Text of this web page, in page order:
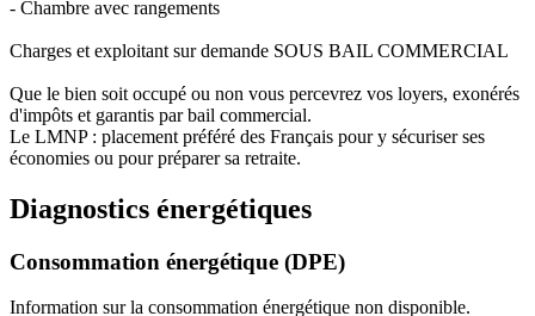
- Chambre avec rangements
Charges et exploitant sur demande SOUS BAIL COMMERCIAL
Que le bien soit occupé ou non vous percevrez vos loyers, exonérés
d'impôts et garantis par bail commercial.
Le LMNP : placement préféré des Français pour y sécuriser ses
économies ou pour préparer sa retraite.
Diagnostics énergétiques
Consommation énergétique (DPE)
Information sur la consommation énergétique non disponible.